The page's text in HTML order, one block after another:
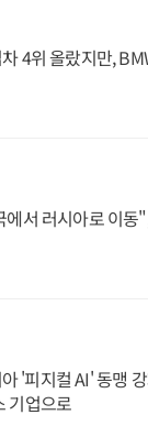
4위 올랐지만,
서 러시아로 이동
'피지컬 AI' 동맹
기업으로